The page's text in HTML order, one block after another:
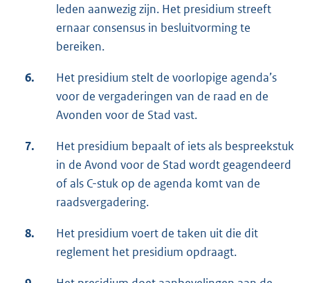
leden aanwezig zijn. Het presidium streeft
ernaar consensus in besluitvorming te
bereiken.
6.
Het presidium stelt de voorlopige agenda’s
voor de vergaderingen van de raad en de
Avonden voor de Stad vast.
7.
Het presidium bepaalt of iets als bespreekstuk
in de Avond voor de Stad wordt geagendeerd
of als C-stuk op de agenda komt van de
raadsvergadering.
8.
Het presidium voert de taken uit die dit
reglement het presidium opdraagt.